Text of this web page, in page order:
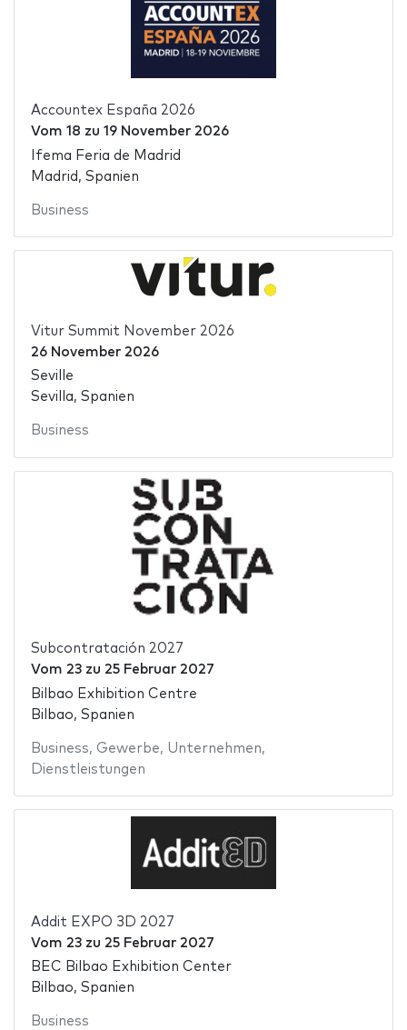
Accountex España 2026
Vom 18 zu 19 November 2026
Ifema Feria de Madrid
Madrid, Spanien
Business
Vitur Summit November 2026
26 November 2026
Seville
Sevilla, Spanien
Business
Subcontratación 2027
Vom 23zu 25 Februar 2027
Bilbao Exhibition Centre
Bilbao, Spanien
Business, Gewerbe, Unternehmen,
Dienstleistungen
Addit EXPO 3D 2027
Vom 23zu 25 Februar 2027
BEC Bilbao Exhibition Center
Bilbao, Spanien
Business